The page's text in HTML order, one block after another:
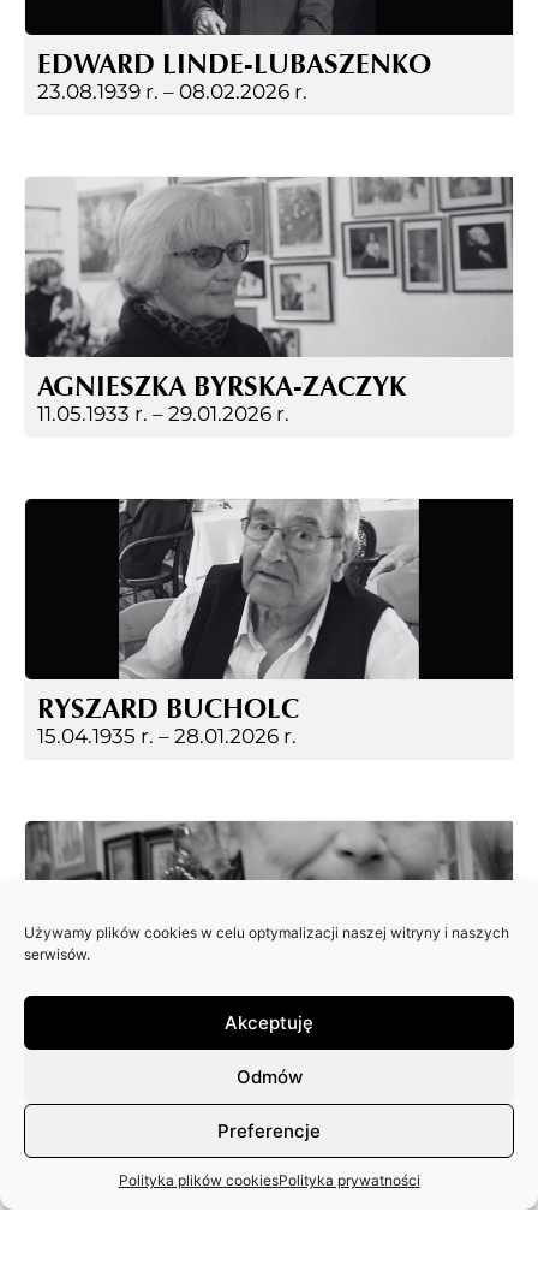
Używamy plików cookies w celu optymalizacji naszej witryny i naszych
serwisów.
Akceptuję
Odmów
Preferencje
Polityka plików cookiesPolityka prywatności
EDWARD LINDE-LUBASZENKO
23.08.1939 r. – 08.02.2026 r.
AGNIESZKA BYRSKA-ZACZYK
11.05.1933 r. – 29.01.2026 r.
RYSZARD BUCHOLC
15.04.1935 r. – 28.01.2026 r.